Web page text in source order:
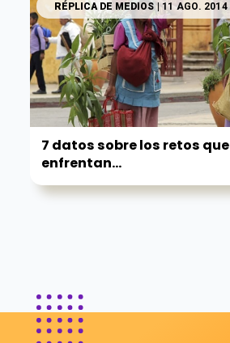
RÉPLICA DE MEDIOS | 11 AGO. 2014
7 datos sobre los retos que
enfrentan...